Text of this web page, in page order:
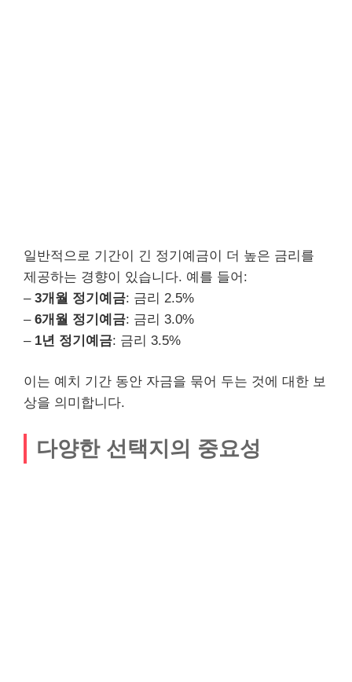
일반적으로 기간이 긴 정기예금이 더 높은 금리를
제공하는 경향이 있습니다. 예를 들어:
– 3개월 정기예금: 금리 2.5%
– 6개월 정기예금: 금리 3.0%
– 1년 정기예금: 금리 3.5%
이는 예치 기간 동안 자금을 묶어 두는 것에 대한 보
상을 의미합니다.
다양한 선택지의 중요성